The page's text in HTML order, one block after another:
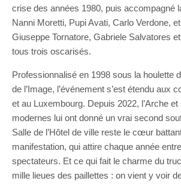
crise des années 1980, puis accompagné
Nanni Moretti, Pupi Avati, Carlo Verdone,
Giuseppe Tornatore, Gabriele Salvatores
tous trois oscarisés.
Professionnalisé en 1998 sous la houlette
de l’Image, l’événement s’est étendu aux
et au Luxembourg. Depuis 2022, l’Arche
modernes lui ont donné un vrai second
Salle de l’Hôtel de ville reste le cœur
manifestation, qui attire chaque année
spectateurs. Et ce qui fait le charme du
mille lieues des paillettes : on vient y voir